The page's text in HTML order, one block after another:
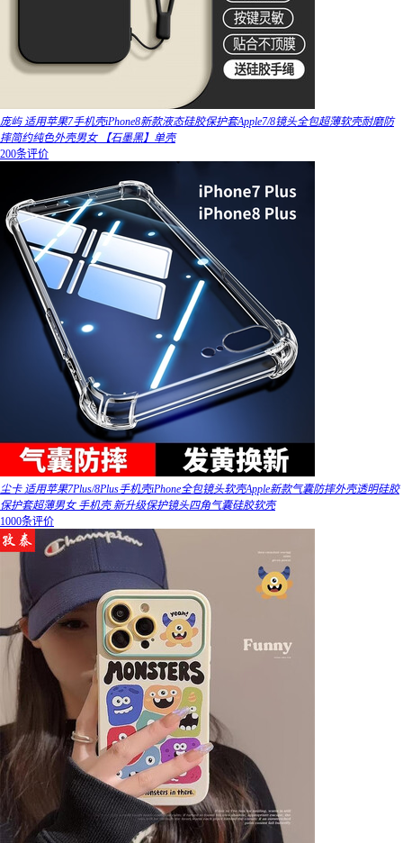
庞屿 适用苹果7手机壳iPhone8新款液态硅胶保护套Apple7/8镜头全包超薄软壳耐磨防
摔简约纯色外壳男女 【石墨黑】单壳
200条评价
尘卡 适用苹果7Plus/8Plus手机壳iPhone全包镜头软壳Apple新款气囊防摔外壳透明硅胶
保护套超薄男女 手机壳 新升级保护镜头四角气囊硅胶软壳
1000条评价